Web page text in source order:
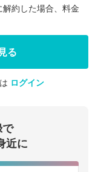
約した場合、料金
る
ログイン
近に